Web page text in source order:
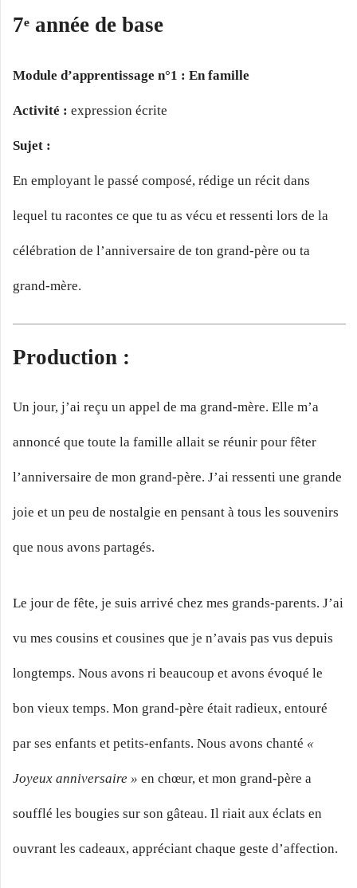
7ᵉ année de base
Module d’apprentissage n°1 : En famille
Activité : expression écrite
Sujet :
En employant le passé composé, rédige un récit dans
lequel tu racontes ce que tu as vécu et ressenti lors de la
célébration de l’anniversaire de ton grand-père ou ta
grand-mère.
Production :
Un jour, j’ai reçu un appel de ma grand-mère. Elle m’a
annoncé que toute la famille allait se réunir pour fêter
l’anniversaire de mon grand-père. J’ai ressenti une grande
joie et un peu de nostalgie en pensant à tous les souvenirs
que nous avons partagés.
Le jour de fête, je suis arrivé chez mes grands-parents. J’ai
vu mes cousins et cousines que je n’avais pas vus depuis
longtemps. Nous avons ri beaucoup et avons évoqué le
bon vieux temps. Mon grand-père était radieux, entouré
par ses enfants et petits-enfants. Nous avons chanté «
Joyeux anniversaire » en chœur, et mon grand-père a
soufflé les bougies sur son gâteau. Il riait aux éclats en
ouvrant les cadeaux, appréciant chaque geste d’affection.